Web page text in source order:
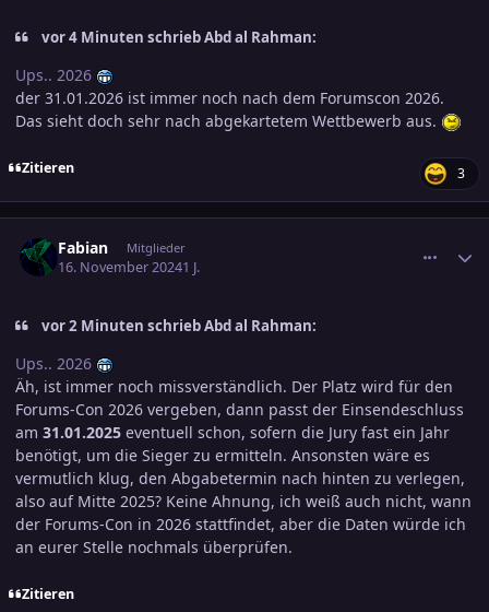
vor 4 Minuten schrieb Abd al Rahman:
Ups.. 2026
der 31.01.2026 ist immer noch nach dem Forumscon 2026.
Das sieht doch sehr nach abgekartetem Wettbewerb aus.
Zitieren 3
Fabian Mitglieder
16. November 20241 J.
vor 2 Minuten schrieb Abd al Rahman:
Ups.. 2026
Äh, ist immer noch missverständlich. Der Platz wird für den
Forums-Con 2026 vergeben, dann passt der Einsendeschluss
am 31.01.2025 eventuell schon, sofern die Jury fast ein Jahr
benötigt, um die Sieger zu ermitteln. Ansonsten wäre es
vermutlich klug, den Abgabetermin nach hinten zu verlegen,
also auf Mitte 2025? Keine Ahnung, ich weiß auch nicht, wann
der Forums-Con in 2026 stattfindet, aber die Daten würde ich
an eurer Stelle nochmals überprüfen.
Zitieren